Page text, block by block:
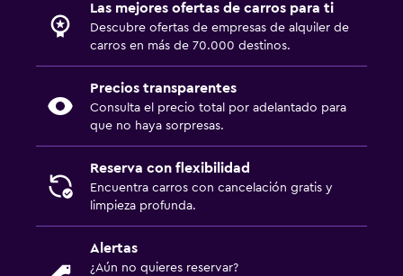
Las mejores ofertas de carros para ti
Descubre ofertas de empresas de alquiler de
carros en más de 70.000 destinos.
Precios transparentes
Consulta el precio total por adelantado para
que no haya sorpresas.
Reserva con flexibilidad
Encuentra carros con cancelación gratis y
limpieza profunda.
Alertas
¿Aún no quieres reservar?